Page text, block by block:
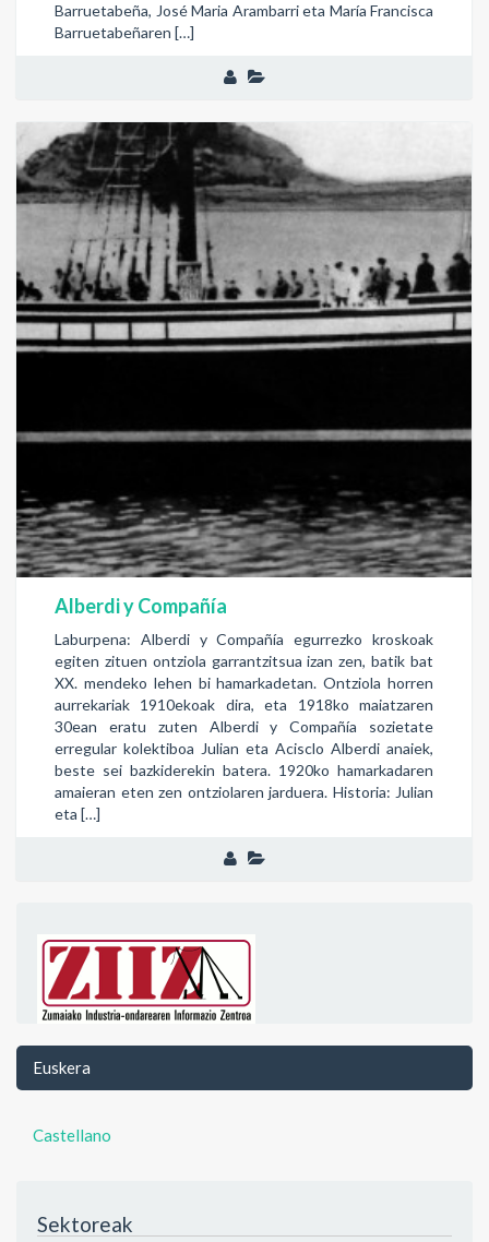
Barruetabeña, José Maria Arambarri eta María Francisca
Barruetabeñaren […]
Alberdi y Compañía
Laburpena: Alberdi y Compañía egurrezko kroskoak
egiten zituen ontziola garrantzitsua izan zen, batik bat
XX. mendeko lehen bi hamarkadetan. Ontziola horren
aurrekariak 1910ekoak dira, eta 1918ko maiatzaren
30ean eratu zuten Alberdi y Compañía sozietate
erregular kolektiboa Julian eta Acisclo Alberdi anaiek,
beste sei bazkiderekin batera. 1920ko hamarkadaren
amaieran eten zen ontziolaren jarduera. Historia: Julian
eta […]
Euskera
Castellano
Sektoreak